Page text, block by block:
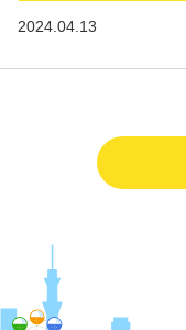
2024.04.13